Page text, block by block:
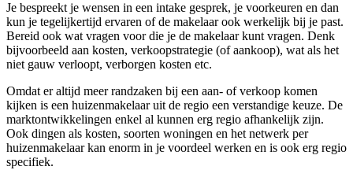
Je bespreekt je wensen in een intake gesprek, je voorkeuren en dan
kun je tegelijkertijd ervaren of de makelaar ook werkelijk bij je past.
Bereid ook wat vragen voor die je de makelaar kunt vragen. Denk
bijvoorbeeld aan kosten, verkoopstrategie (of aankoop), wat als het
niet gauw verloopt, verborgen kosten etc.
Omdat er altijd meer randzaken bij een aan- of verkoop komen
kijken is een huizenmakelaar uit de regio een verstandige keuze. De
marktontwikkelingen enkel al kunnen erg regio afhankelijk zijn.
Ook dingen als kosten, soorten woningen en het netwerk per
huizenmakelaar kan enorm in je voordeel werken en is ook erg regio
specifiek.